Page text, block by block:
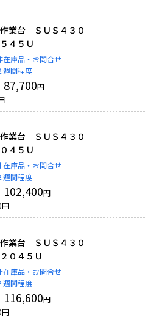
業台 ＳＵＳ４３０
４５Ｕ
在庫品・お問合せ
週間程度
87,700円
業台 ＳＵＳ４３０
４５Ｕ
在庫品・お問合せ
週間程度
102,400円
円
業台 ＳＵＳ４３０
０４５Ｕ
在庫品・お問合せ
週間程度
116,600円
円